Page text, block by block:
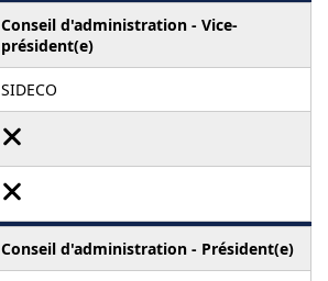
Conseil d'administration - Vice-
président(e)
SIDECO
Conseil d'administration - Président(e)